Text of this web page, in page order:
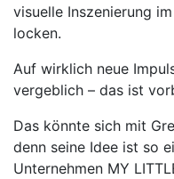
visuelle Inszenierung
locken.
Auf wirklich neue
vergeblich – das ist
Das könnte sich mit
denn seine Idee ist so
Unternehmen MY